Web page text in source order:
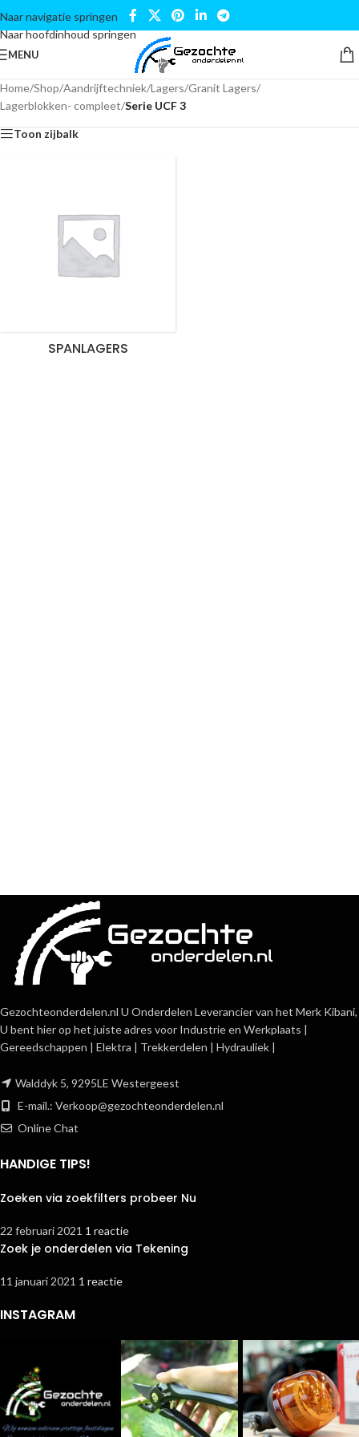
Naar navigatie springen
Naar hoofdinhoud springen
MENU
Home/Shop/Aandrijftechniek/Lagers/Granit Lagers/
Lagerblokken- compleet/Serie UCF 3
Toon zijbalk
SPANLAGERS
Gezochteonderdelen.nl U Onderdelen Leverancier van het Merk Kibani,
U bent hier op het juiste adres voor Industrie en Werkplaats |
Gereedschappen | Elektra | Trekkerdelen | Hydrauliek |
Walddyk 5, 9295LE Westergeest
E-mail.: Verkoop@gezochteonderdelen.nl
Online Chat
HANDIGE TIPS!
Zoeken via zoekfilters probeer Nu
22 februari 2021 1 reactie
Zoek je onderdelen via Tekening
11 januari 2021 1 reactie
INSTAGRAM